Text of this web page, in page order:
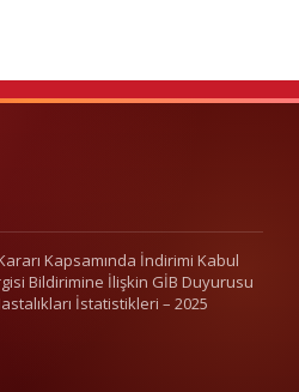
Kapsamında İndirimi Kabul
Bildirimine İlişkin GİB Duyurusu
İstatistikleri – 2025